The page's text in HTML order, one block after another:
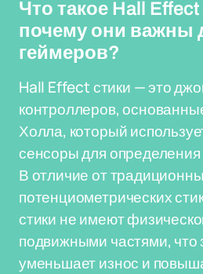
Что такое Hall Effect
почему они важны
геймеров?
Hall Effect стики — это
контроллеров,
Холла, который
сенсоры для
В отличие от
потенциометрических
стики не имеют
подвижными частями, что
уменьшает износ и